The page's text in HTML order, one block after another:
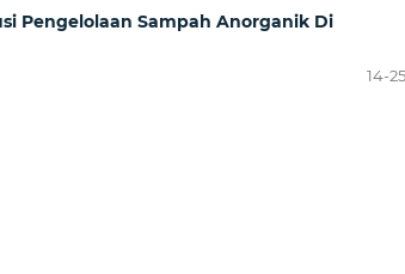
Pengelolaan Sampah Anorganik Di
14-25